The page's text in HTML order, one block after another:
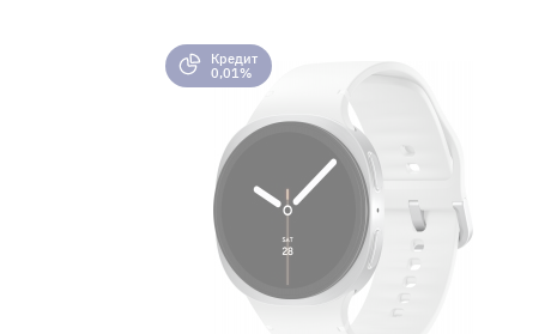
Кредит
0,01%